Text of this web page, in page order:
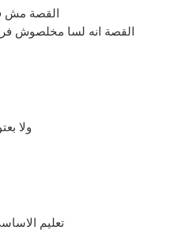
القصة مش في ال٣
القصة انه لسا مخلصوش
ولا
تعليم